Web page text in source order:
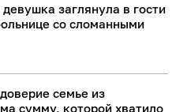
заглянула в гости
со сломанными
семье из
сумму, которой хватило